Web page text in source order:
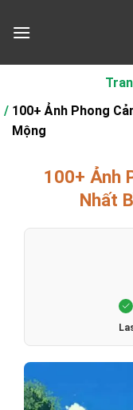
đến
dung
100+ Ảnh Phong
Mộng
100+ Ảnh
Nhất